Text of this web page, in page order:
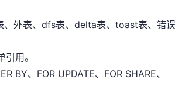
、外表、dfs表、delta表、toast表、错误
用。
BY、FOR UPDATE、FOR SHARE、